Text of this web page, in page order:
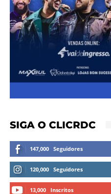
SIGA O CLICRDC
147,000 Seguidores
120,000 Seguidores
13,000 Inscritos